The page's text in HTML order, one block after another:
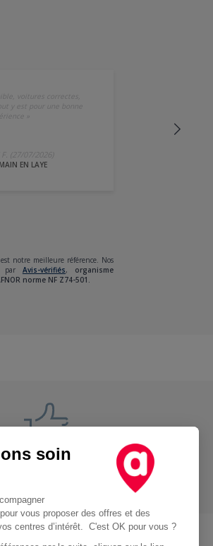
voitures correctes,
y est pour une bonne
F. (27/07/2026)
EN LAYE
notre meilleure référence. Nos
par Avis-vérifiés, organisme
norme NF Z74-501.
soin
vous proposer des offres et des
centres d’intérêt. C'est OK pour vous ?